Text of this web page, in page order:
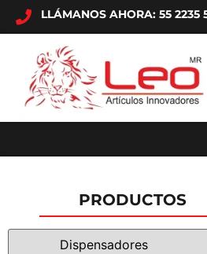
LLÁMANOS AHORA: 55 2235
PRODUCTOS